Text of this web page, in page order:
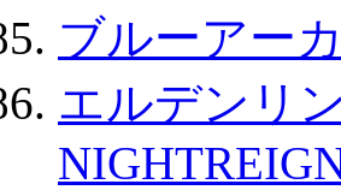
ブルーアー
エルデンリ